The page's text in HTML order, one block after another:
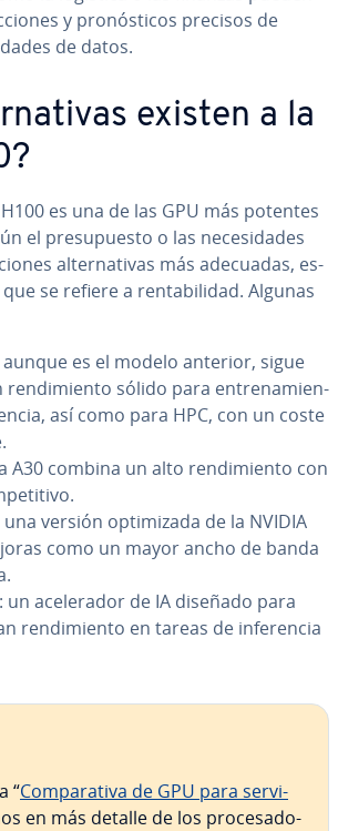
y pro­nó­s­ti­cos precisos de
de datos.
existen a la
es una de las GPU más potentes
el pre­su­pue­s­to o las ne­ce­si­da­des
al­te­r­na­ti­vas más adecuadas, es­
se refiere a re­n­ta­bi­li­dad. Algunas
aunque es el modelo anterior, sigue
re­n­di­mie­n­to sólido para en­tre­na­mie­n­
así como para HPC, con un coste
A30 combina un alto re­n­di­mie­n­to con
una versión op­ti­mi­za­da de la NVIDIA
como un mayor ancho de banda
: un ace­le­ra­dor de IA diseñado para
re­n­di­mie­n­to en tareas de in­fe­re­n­cia
“Co­m­pa­ra­ti­va de GPU para se­r­vi­
en más detalle de los pro­ce­sa­do­